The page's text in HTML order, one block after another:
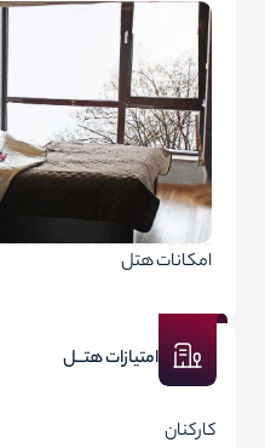
امکانات هتل
امتیازات هتــل
کارکنان